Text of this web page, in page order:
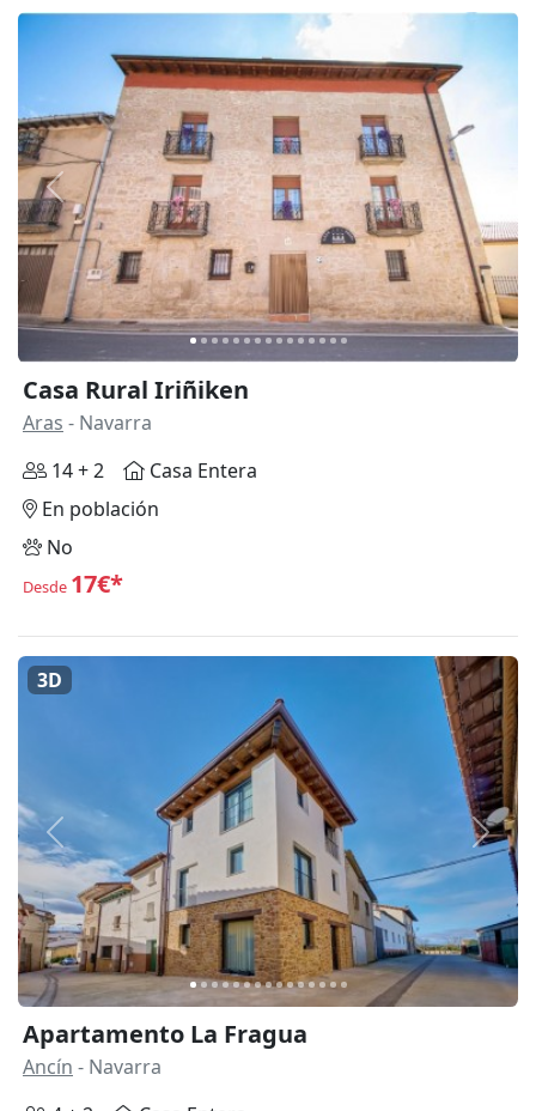
Anterior
Casa Rural Iriñiken
Aras - Navarra
14 + 2
Casa Entera
En población
No
Desde 17€*
Anterior
3D
Apartamento La Fragua
Ancín - Navarra